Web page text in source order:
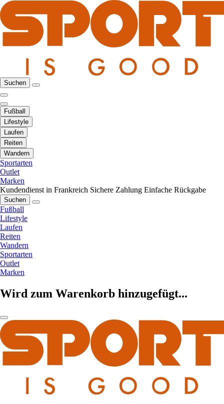
Suchen
Fußball
Lifestyle
Laufen
Reiten
Wandern
Sportarten
Outlet
Marken
Kundendienst in Frankreich Sichere Zahlung Einfache Rückgabe
Suchen
Fußball
Lifestyle
Laufen
Reiten
Wandern
Sportarten
Outlet
Marken
Wird zum Warenkorb hinzugefügt...